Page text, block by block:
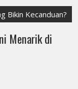
Bikin Kecanduan?
Menarik di